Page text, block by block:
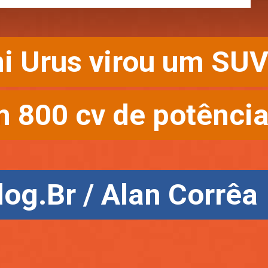
/ Alan Corrêa
/ Alan Corrêa
Urus virou um
800 cv de
Urus virou um
800 cv de